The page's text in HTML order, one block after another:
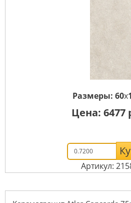
Размеры: 60x
Цена: 6477
Артикул: